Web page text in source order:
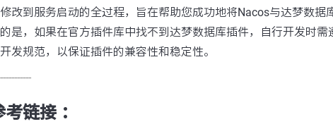
改到服务启动的全过程，旨在帮助您成功地将Nacos与达梦数据
是，如果在官方插件库中找不到达梦数据库插件，自行开发时需
发规范，以保证插件的兼容性和稳定性。
考链接 ：